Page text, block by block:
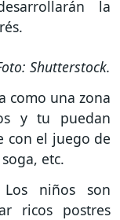
la
Shutterstock.
como una zona
y tu puedan
con el juego de
etc.
Los niños son
ricos postres